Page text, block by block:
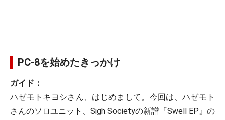
PC-8を始めたきっかけ
ガイド：
ハゼモトキヨシさん、はじめまして。今回は、ハゼモト
さんのソロユニット、Sigh Societyの新譜『Swell EP』の